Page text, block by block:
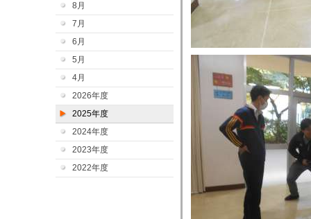
8月
7月
6月
5月
4月
2026年度
2025年度
2024年度
2023年度
2022年度